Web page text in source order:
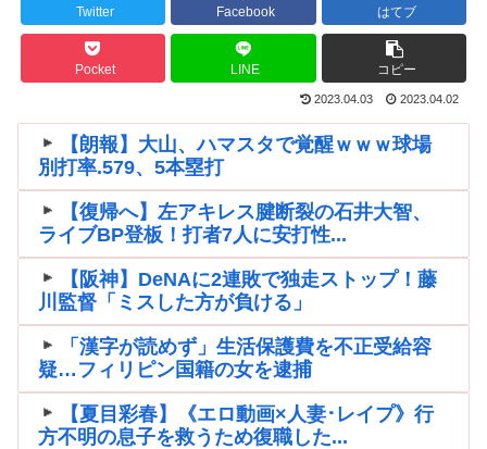
Twitter Facebook はてブ
Pocket LINE コピー
2023.04.03 2023.04.02
【朗報】大山、ハマスタで覚醒ｗｗｗ球場
別打率.579、5本塁打
【復帰へ】左アキレス腱断裂の石井大智、
ライブBP登板！打者7人に安打性...
【阪神】DeNAに2連敗で独走ストップ！藤
川監督「ミスした方が負ける」
「漢字が読めず」生活保護費を不正受給容
疑…フィリピン国籍の女を逮捕
【夏目彩春】《エロ動画×人妻･レイプ》行
方不明の息子を救うため復職した...